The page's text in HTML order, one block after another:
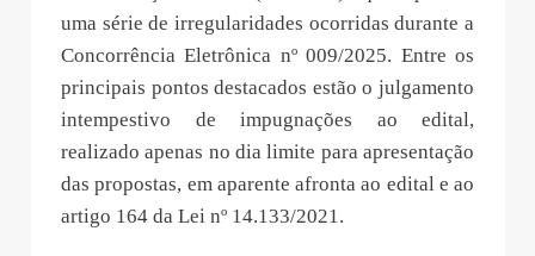
uma série de irregularidades ocorridas durante a
Concorrência Eletrônica nº 009/2025. Entre os
principais pontos destacados estão o julgamento
intempestivo de impugnações ao edital,
realizado apenas no dia limite para apresentação
das propostas, em aparente afronta ao edital e ao
artigo 164 da Lei nº 14.133/2021.